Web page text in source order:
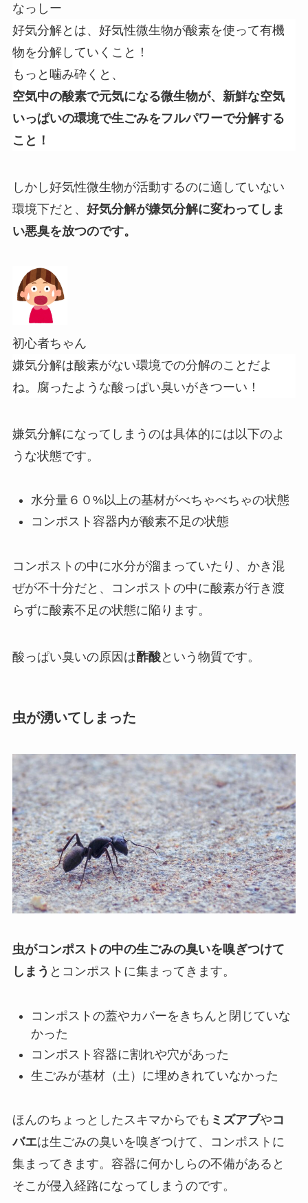
なっしー
好気分解とは、好気性微生物が酸素を使って有機
物を分解していくこと！
もっと噛み砕くと、
空気中の酸素で元気になる微生物が、新鮮な空気
いっぱいの環境で生ごみをフルパワーで分解する
こと！
しかし好気性微生物が活動するのに適していない
環境下だと、 好気分解が嫌気分解に変わってしま
い悪臭を放つのです。
初心者ちゃん
嫌気分解は酸素がない環境での分解のことだよ
ね。腐ったような酸っぱい臭いがきつーい！
嫌気分解になってしまうのは具体的には以下のよ
うな状態です。
水分量６０%以上の基材がべちゃべちゃの状態
コンポスト容器内が酸素不足の状態
コンポストの中に水分が溜まっていたり、かき混
ぜが不十分だと、コンポストの中に酸素が行き渡
らずに酸素不足の状態に陥ります。
酸っぱい臭いの原因は酢酸という物質です。
虫が湧いてしまった
虫がコンポストの中の生ごみの臭いを嗅ぎつけて
しまう とコンポストに集まってきます。
コンポストの蓋やカバーをきちんと閉じていな
かった
コンポスト容器に割れや穴があった
生ごみが基材（土）に埋めきれていなかった
ほんのちょっとしたスキマからでも ミズアブやコ
バエは生ごみの臭いを嗅ぎつけて、コンポストに
集まってきます。容器に何かしらの不備があると
そこが侵入経路になってしまうのです。